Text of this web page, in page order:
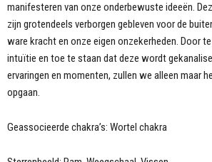
manifesteren van onze onderbewuste ideeën.
zijn grotendeels verborgen gebleven voor de
ware kracht en onze eigen onzekerheden. Door
intuïtie en toe te staan dat deze wordt
ervaringen en momenten, zullen we alleen maar
opgaan.
Geassocieerde chakra’s: Wortel chakra